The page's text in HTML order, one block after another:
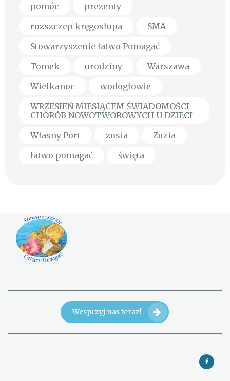
pomóc
prezenty
rozszczep kręgosłupa
SMA
Stowarzyszenie łatwo Pomagać
Tomek
urodziny
Warszawa
Wielkanoc
wodogłowie
WRZESIEŃ MIESIĄCEM ŚWIADOMOŚCI
CHORÓB NOWOTWOROWYCH U DZIECI
Własny Port
zosia
Zuzia
łatwo pomagać
święta
Wesprzyj nas teraz!